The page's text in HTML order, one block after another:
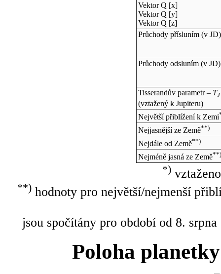
Vektor Q [x]
Vektor Q [y]
Vektor Q [z]
Průchody přísluním (v JD)
Průchody odsluním (v JD)
Tisserandův parametr – TJ
(vztažený k Jupiteru)
Největší přiblížení k Zemi
Nejjasnější ze Země**)
Nejdále od Země**)
Nejméně jasná ze Země**)
*)
**)hodnoty pro největší/nejmenší
jsou spočítány pro období od 8.
Poloha